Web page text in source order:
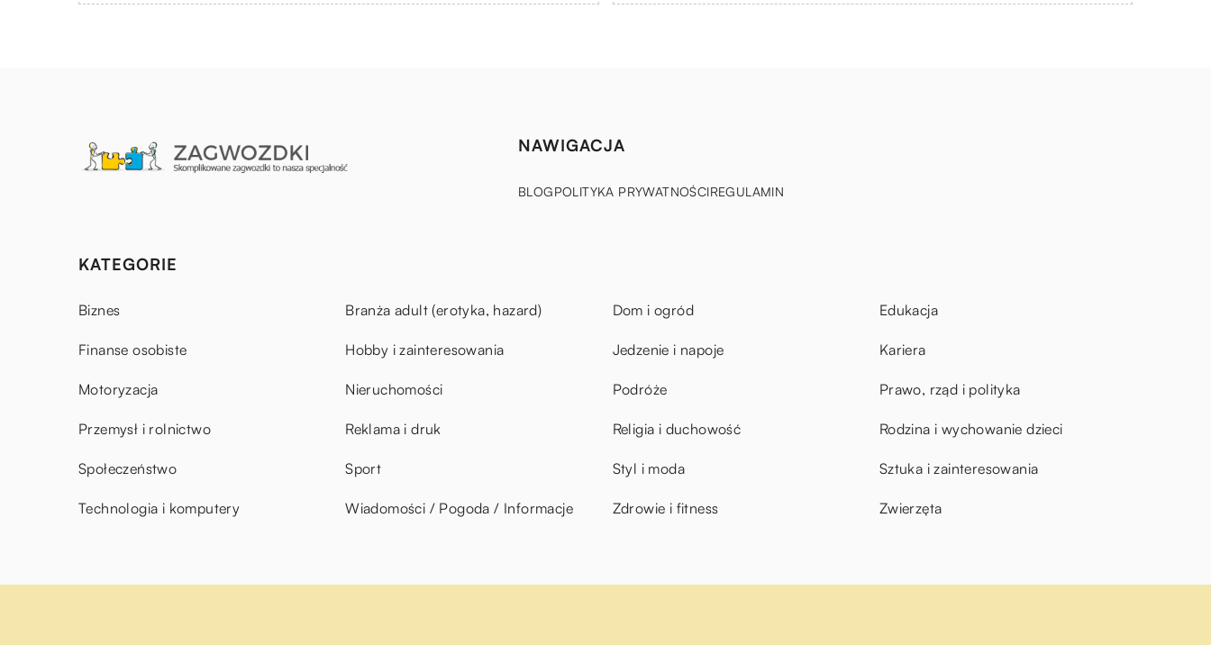
NAWIGACJA
BLOGPOLITYKA PRYWATNOŚCIREGULAMIN
KATEGORIE
Biznes Branża adult (erotyka, hazard) Dom i ogród Edukacja
Finanse osobiste Hobby i zainteresowania Jedzenie i napoje Kariera
Motoryzacja Nieruchomości Podróże Prawo, rząd i polityka
Przemysł i rolnictwo Reklama i druk Religia i duchowość Rodzina i wychowanie dzieci
Społeczeństwo Sport Styl i moda Sztuka i zainteresowania
Technologia i komputery Wiadomości / Pogoda / Informacje Zdrowie i fitness Zwierzęta